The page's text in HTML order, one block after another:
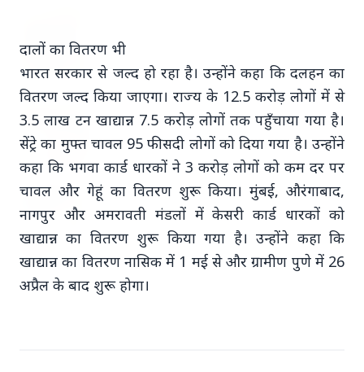
विटामिन डी की वो चेतावनी जो कोई नहीं बताता इसे
साल भर लेना आपके लिए ज्यादा नुकसानदायक हो
सकता है
15 May 2026
भोपाल की दुखांत खबर: नवविवाहित महिला ने
भोपाल में आत्महत्या की, परिवार ने सास-ससुर पर
लगाया उत्पीड़न का आरोप
25 Apr 2026
केरल में सांप काटने के मामलों में बढ़ोतरी, एक हफ्ते में
4 मौतें; स्वास्थ्य विभाग ने सख्त प्रोटोकॉल जारी किए
दालों का वितरण भी
भारत सरकार से जल्द हो रहा है। उन्होंने कहा कि दलहन का
वितरण जल्द किया जाएगा। राज्य के 12.5 करोड़ लोगों में से
3.5 लाख टन खाद्यान्न 7.5 करोड़ लोगों तक पहुँचाया गया है।
सेंट्रे का मुफ्त चावल 95 फीसदी लोगों को दिया गया है। उन्होंने
कहा कि भगवा कार्ड धारकों ने 3 करोड़ लोगों को कम दर पर
चावल और गेहूं का वितरण शुरू किया। मुंबई, औरंगाबाद,
नागपुर और अमरावती मंडलों में केसरी कार्ड धारकों को
खाद्यान्न का वितरण शुरू किया गया है। उन्होंने कहा कि
खाद्यान्न का वितरण नासिक में 1 मई से और ग्रामीण पुणे में 26
अप्रैल के बाद शुरू होगा।